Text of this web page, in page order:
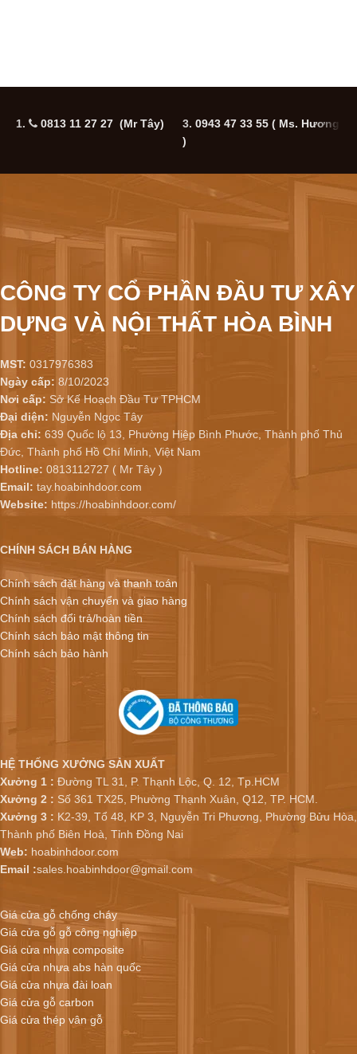
1. 0813 11 27 27 (Mr Tây) 3. 0943 47 33 55 ( Ms. Hương
)
CÔNG TY CỔ PHẦN ĐẦU TƯ XÂY
DỰNG VÀ NỘI THẤT HÒA BÌNH
MST: 0317976383
Ngày cấp: 8/10/2023
Nơi cấp: Sở Kế Hoạch Đầu Tư TPHCM
Đại diện: Nguyễn Ngọc Tây
Địa chỉ: 639 Quốc lộ 13, Phường Hiệp Bình Phước, Thành phố Thủ
Đức, Thành phố Hồ Chí Minh, Việt Nam
Hotline: 0813112727 ( Mr Tây )
Email: tay.hoabinhdoor.com
Website: https://hoabinhdoor.com/
CHÍNH SÁCH BÁN HÀNG
Chính sách đặt hàng và thanh toán
Chính sách vận chuyển và giao hàng
Chính sách đổi trả/hoàn tiền
Chính sách bảo mật thông tin
Chính sách bảo hành
HỆ THỐNG XƯỞNG SẢN XUẤT
Xưởng 1 : Đường TL 31, P. Thạnh Lộc, Q. 12, Tp.HCM
Xưởng 2 : Số 361 TX25, Phường Thạnh Xuân, Q12, TP. HCM.
Xưởng 3 : K2-39, Tổ 48, KP 3, Nguyễn Tri Phương, Phường Bửu Hòa,
Thành phố Biên Hoà, Tỉnh Đồng Nai
Web: hoabinhdoor.com
Email :sales.hoabinhdoor@gmail.com
Giá cửa gỗ chống cháy
Giá cửa gỗ gỗ công nghiệp
Giá cửa nhựa composite
Giá cửa nhựa abs hàn quốc
Giá cửa nhựa đài loan
Giá cửa gỗ carbon
Giá cửa thép vân gỗ